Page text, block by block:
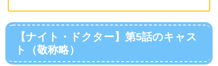
【ナイト・ドクター】第5話のキャス
ト（敬称略）